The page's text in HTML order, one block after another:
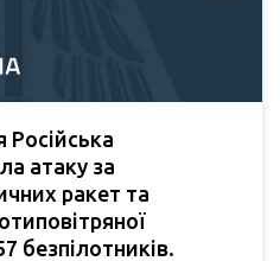
Російська
атаку за
ракет та
безпілотників.